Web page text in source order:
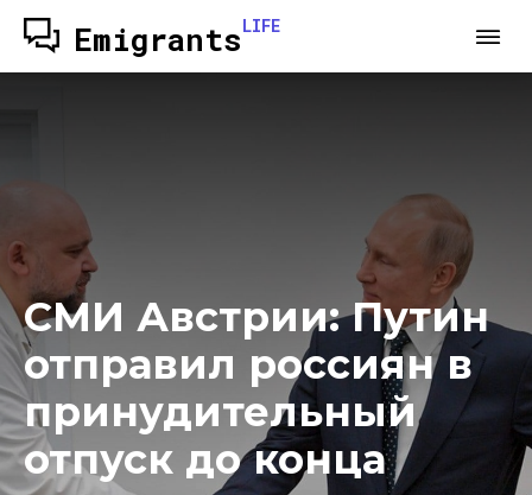
EmigrantsLIFE
СМИ Австрии: Путин
отправил россиян в
принудительный
отпуск до конца